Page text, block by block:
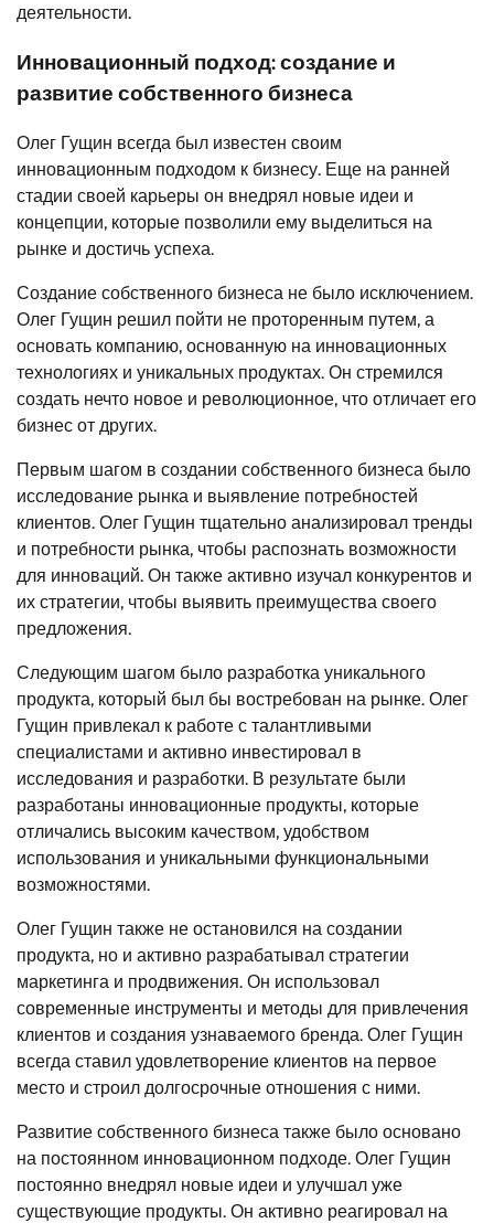
деятельности.
Инновационный подход: создание и
развитие собственного бизнеса
Олег Гущин всегда был известен своим
инновационным подходом к бизнесу. Еще на ранней
стадии своей карьеры он внедрял новые идеи и
концепции, которые позволили ему выделиться на
рынке и достичь успеха.
Создание собственного бизнеса не было исключением.
Олег Гущин решил пойти не проторенным путем, а
основать компанию, основанную на инновационных
технологиях и уникальных продуктах. Он стремился
создать нечто новое и революционное, что отличает его
бизнес от других.
Первым шагом в создании собственного бизнеса было
исследование рынка и выявление потребностей
клиентов. Олег Гущин тщательно анализировал тренды
и потребности рынка, чтобы распознать возможности
для инноваций. Он также активно изучал конкурентов и
их стратегии, чтобы выявить преимущества своего
предложения.
Следующим шагом было разработка уникального
продукта, который был бы востребован на рынке. Олег
Гущин привлекал к работе с талантливыми
специалистами и активно инвестировал в
исследования и разработки. В результате были
разработаны инновационные продукты, которые
отличались высоким качеством, удобством
использования и уникальными функциональными
возможностями.
Олег Гущин также не остановился на создании
продукта, но и активно разрабатывал стратегии
маркетинга и продвижения. Он использовал
современные инструменты и методы для привлечения
клиентов и создания узнаваемого бренда. Олег Гущин
всегда ставил удовлетворение клиентов на первое
место и строил долгосрочные отношения с ними.
Развитие собственного бизнеса также было основано
на постоянном инновационном подходе. Олег Гущин
постоянно внедрял новые идеи и улучшал уже
существующие продукты. Он активно реагировал на